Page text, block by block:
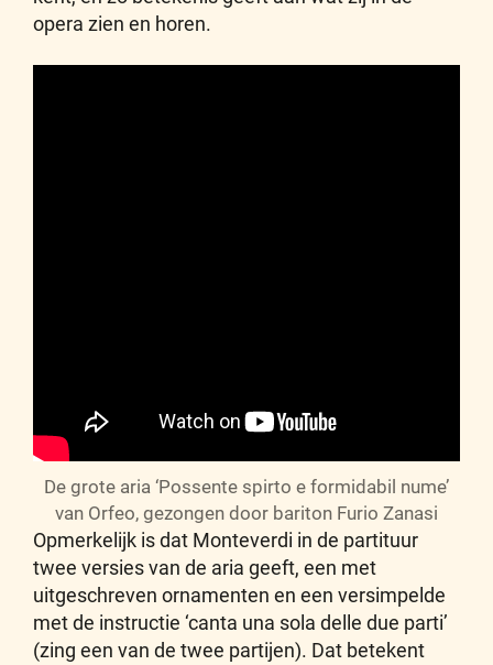
opera zien en horen.
De grote aria ‘Possente spirto e formidabil nume’
van Orfeo, gezongen door bariton Furio Zanasi
Opmerkelijk is dat Monteverdi in de partituur
twee versies van de aria geeft, een met
uitgeschreven ornamenten en een versimpelde
met de instructie ‘canta una sola delle due parti’
(zing een van de twee partijen). Dat betekent